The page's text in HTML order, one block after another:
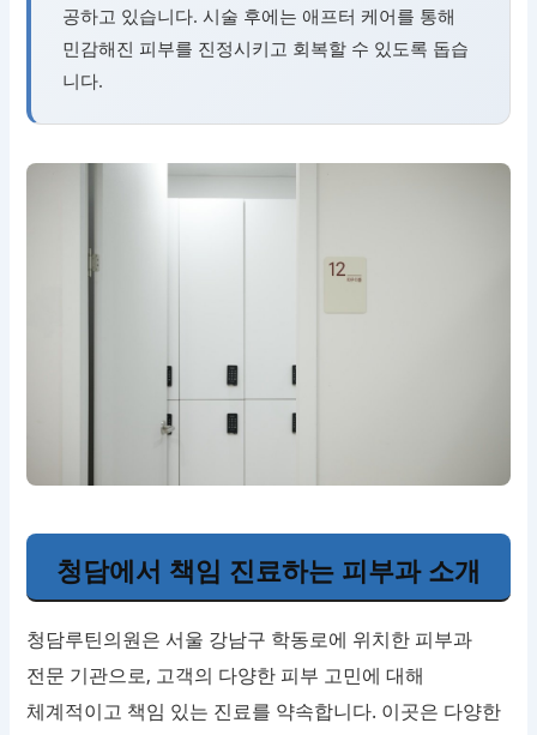
공하고 있습니다. 시술 후에는 애프터 케어를 통해
민감해진 피부를 진정시키고 회복할 수 있도록 돕습
니다.
청담에서 책임 진료하는 피부과 소개
청담루틴의원은 서울 강남구 학동로에 위치한 피부과
전문 기관으로, 고객의 다양한 피부 고민에 대해
체계적이고 책임 있는 진료를 약속합니다. 이곳은 다양한